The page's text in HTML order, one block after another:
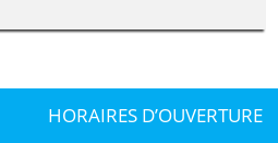
HORAIRES D’OUVERTURE